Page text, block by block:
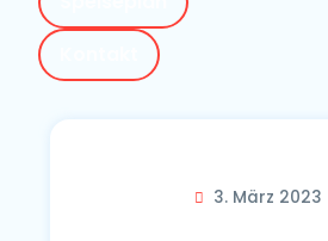
3. März 2023